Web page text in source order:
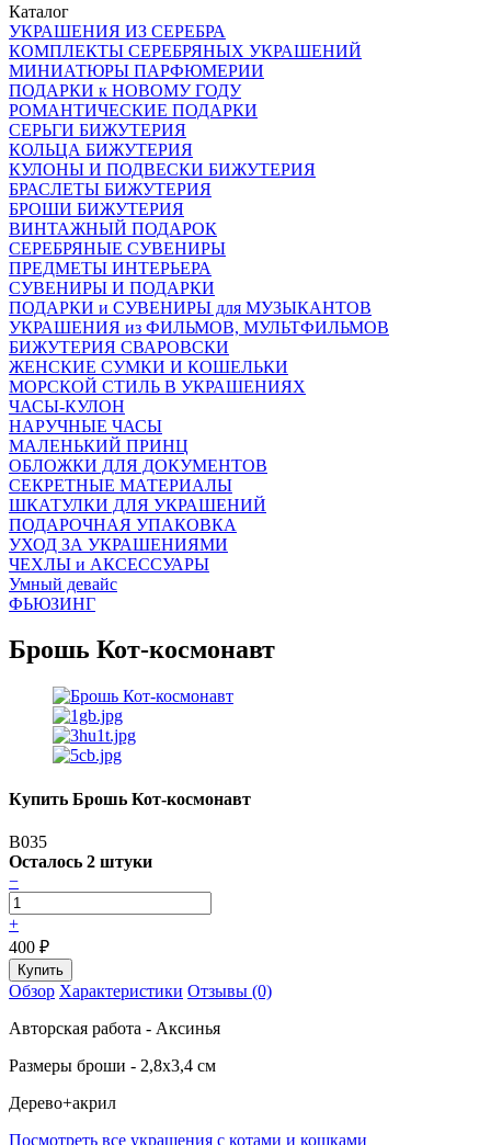
Каталог
УКРАШЕНИЯ ИЗ СЕРЕБРА
КОМПЛЕКТЫ СЕРЕБРЯНЫХ УКРАШЕНИЙ
МИНИАТЮРЫ ПАРФЮМЕРИИ
ПОДАРКИ к НОВОМУ ГОДУ
РОМАНТИЧЕСКИЕ ПОДАРКИ
СЕРЬГИ БИЖУТЕРИЯ
КОЛЬЦА БИЖУТЕРИЯ
КУЛОНЫ И ПОДВЕСКИ БИЖУТЕРИЯ
БРАСЛЕТЫ БИЖУТЕРИЯ
БРОШИ БИЖУТЕРИЯ
ВИНТАЖНЫЙ ПОДАРОК
СЕРЕБРЯНЫЕ СУВЕНИРЫ
ПРЕДМЕТЫ ИНТЕРЬЕРА
СУВЕНИРЫ И ПОДАРКИ
ПОДАРКИ и СУВЕНИРЫ для МУЗЫКАНТОВ
УКРАШЕНИЯ из ФИЛЬМОВ, МУЛЬТФИЛЬМОВ
БИЖУТЕРИЯ СВАРОВСКИ
ЖЕНСКИЕ СУМКИ И КОШЕЛЬКИ
МОРСКОЙ СТИЛЬ В УКРАШЕНИЯХ
ЧАСЫ-КУЛОН
НАРУЧНЫЕ ЧАСЫ
МАЛЕНЬКИЙ ПРИНЦ
ОБЛОЖКИ ДЛЯ ДОКУМЕНТОВ
СЕКРЕТНЫЕ МАТЕРИАЛЫ
ШКАТУЛКИ ДЛЯ УКРАШЕНИЙ
ПОДАРОЧНАЯ УПАКОВКА
УХОД ЗА УКРАШЕНИЯМИ
ЧEХЛЫ и АКСЕССУАРЫ
Умный девайс
ФЬЮЗИНГ
Брошь Кот-космонавт
Купить Брошь Кот-космонавт
B035
Осталось 2 штуки
−
+
400 ₽
Обзор Характеристики Отзывы (0)
Авторская работа - Аксинья
Размеры броши - 2,8х3,4 см
Дерево+акрил
Посмотреть все украшения с котами и кошками